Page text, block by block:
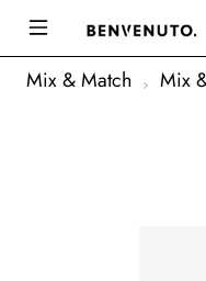
Mix & Match Mix